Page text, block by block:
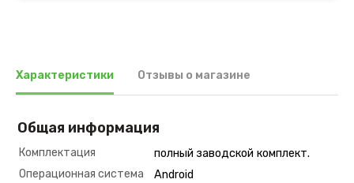
Характеристики Отзывы о магазине
Общая информация
Комплектация
полный заводской комплект.
Операционная система
Android